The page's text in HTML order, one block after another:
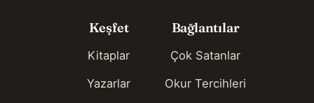
Keşfet
Kitaplar
Yazarlar
Bağlantılar
Çok Satanlar
Okur Tercihleri